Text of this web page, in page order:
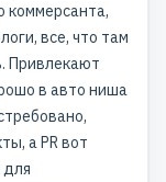
коммерсанта,
все, что там
Привлекают
в авто ниша
а PR вот
для